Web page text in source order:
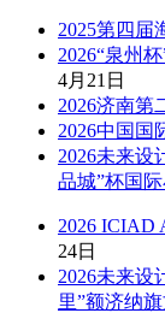
2025第四届
2026“泉州
4月21日
2026济南第
2026中国国
2026未来设
品城”杯国
2026 ICIAD
24日
2026未来设
里”额济纳